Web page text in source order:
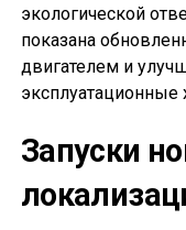
экологической
показана
двигателем и
эксплуатационные
Запуски